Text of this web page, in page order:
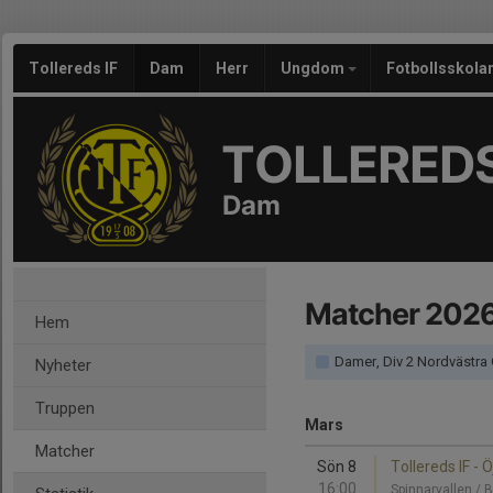
Tollereds IF Dam Herr Ungdom
Dam
Hem
Nyheter
Truppen
Matcher
Matcher
Damer, Div 2 Nordvästra
Mars
Sön 8
16:00
Tollereds IF -
Spinnarvallen /